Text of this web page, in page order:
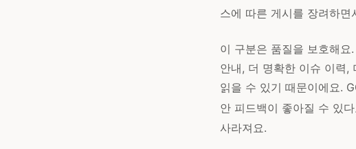
스에 따른 게시를 장려하
이 구분은 품질을 보호해
안내, 더 명확한 이슈 이력,
읽을 수 있기 때문이에요.
안 피드백이 좋아질 수 있
사라져요.